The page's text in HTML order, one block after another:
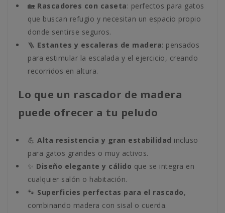
🏡 Rascadores con caseta: perfectos para gatos
que buscan refugio y necesitan un espacio propio
donde sentirse seguros.
🪜 Estantes y escaleras de madera: pensados
para estimular la escalada y el ejercicio, creando
recorridos en altura.
Lo que un rascador de madera
puede ofrecer a tu peludo
💪 Alta resistencia y gran estabilidad incluso
para gatos grandes o muy activos.
✨ Diseño elegante y cálido que se integra en
cualquier salón o habitación.
🐾 Superficies perfectas para el rascado,
combinando madera con sisal o cuerda.